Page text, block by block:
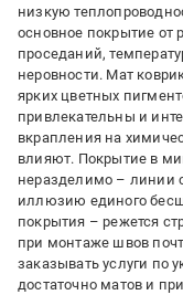
низкую
основное покрытие от
проседаний,
неровности. Мат
ярких цветных
привлекательны и
вкрапления на
влияют. Покрытие в
неразделимо – линии
иллюзию единого
покрытия – режется
при монтаже швов
заказывать услуги по
достаточно матов и